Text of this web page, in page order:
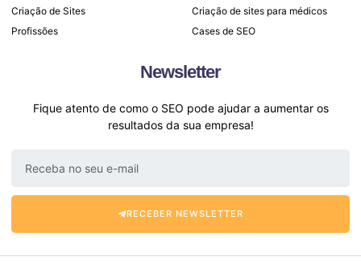
Criação de Sites
Profissões
Criação de sites para médicos
Cases de SEO
Newsletter
Fique atento de como o SEO pode ajudar a aumentar os
resultados da sua empresa!
RECEBER NEWSLETTER